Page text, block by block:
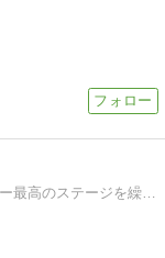
世界各国の選りすぐりパフォーマノスショー最高のステージを繰り広げる夢のステージショー番組!